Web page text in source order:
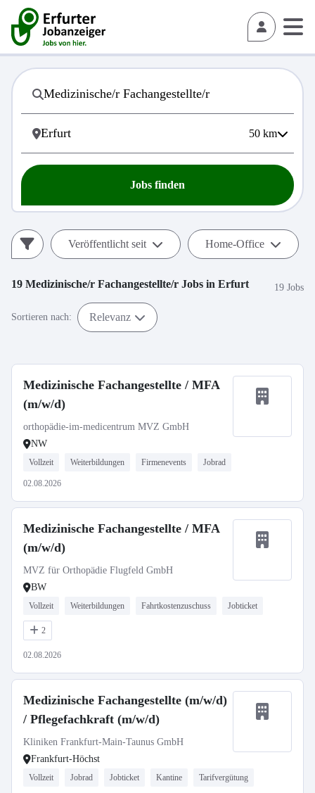
50 km
Jobs finden
Veröffentlicht seit Home-Office
19 Medizinische/r Fachangestellte/r Jobs in Erfurt 19 Jobs
Sortieren nach: Relevanz
Medizinische Fachangestellte / MFA
(m/w/d)
orthopädie-im-medicentrum MVZ GmbH
NW
Vollzeit Weiterbildungen Firmenevents Jobrad
02.08.2026
Medizinische Fachangestellte / MFA
(m/w/d)
MVZ für Orthopädie Flugfeld GmbH
BW
Vollzeit Weiterbildungen Fahrtkostenzuschuss Jobticket
2
02.08.2026
Medizinische Fachangestellte (m/w/d)
/ Pflegefachkraft (m/w/d)
Kliniken Frankfurt-Main-Taunus GmbH
Frankfurt-Höchst
Vollzeit Jobrad Jobticket Kantine Tarifvergütung